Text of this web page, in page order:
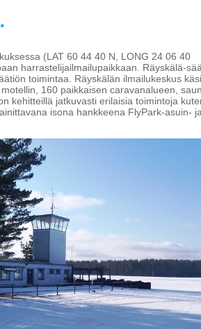
(LAT 60 44 40 N, LONG 24 06 40
harrastelijailmailupaikkaan. Räyskälä-
toimintaa. Räyskälän ilmailukeskus
160 paikkaisen caravanalueen,
kehitteillä jatkuvasti erilaisia toimintoja
isona hankkeena FlyPark-asuin- ja